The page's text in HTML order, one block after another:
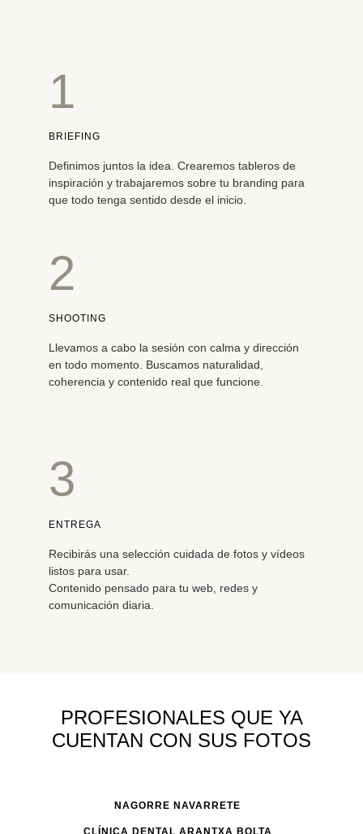
1
BRIEFING
Definimos juntos la idea. Crearemos tableros de
inspiración y trabajaremos sobre tu branding para
que todo tenga sentido desde el inicio.
2
SHOOTING
Llevamos a cabo la sesión con calma y dirección
en todo momento. Buscamos naturalidad,
coherencia y contenido real que funcione.
3
ENTREGA
Recibirás una selección cuidada de fotos y vídeos
listos para usar.
Contenido pensado para tu web, redes y
comunicación diaria.
PROFESIONALES QUE YA
CUENTAN CON SUS FOTOS
NAGORRE NAVARRETE
CLÍNICA DENTAL ARANTXA BOLTA